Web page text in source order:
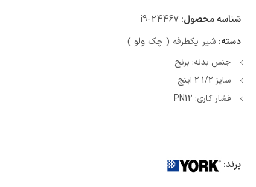
شناسه محصول:i9-24467
دسته: شیر یکطرفه ( چک ولو )
جنس بدنه: برنج
سایز 1/2 2 اینچ
فشار کاری: PN12
برند: